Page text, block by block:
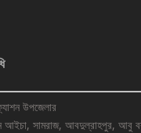
উপজেলার
আইচা, সামরাজ, আবদুল্রাহপুর, আবু